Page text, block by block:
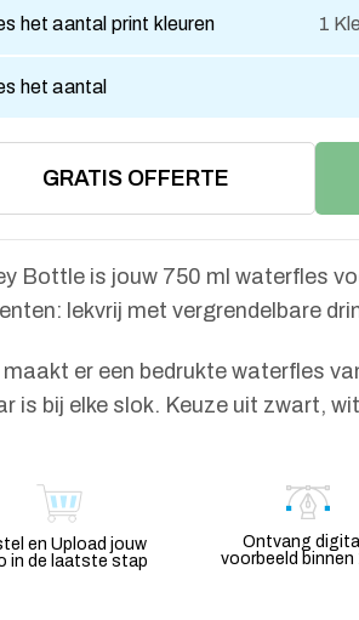
het aantal print kleuren 1
het aantal
GRATIS OFFERTE
Bottle is jouw 750 ml waterfles
lekvrij met vergrendelbare
er een bedrukte waterfles
is bij elke slok. Keuze uit zwart,
en Upload jouw
in de laatste stap
Ontvang
voorbeeld binnen